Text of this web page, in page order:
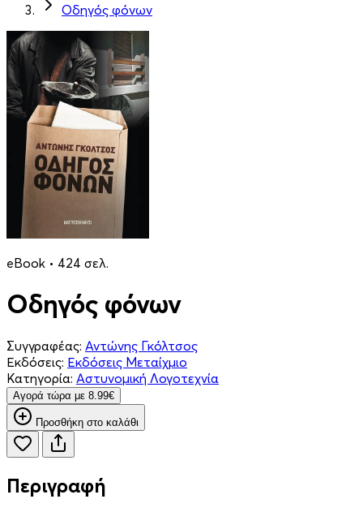
Οδηγός φόνων
eBook • 424 σελ.
Οδηγός φόνων
Συγγραφέας: Αντώνης Γκόλτσος
Εκδόσεις: Εκδόσεις Μεταίχμιο
Κατηγορία: Αστυνομική Λογοτεχνία
Aγορά τώρα με 8.99€
Προσθήκη στο καλάθι
Περιγραφή